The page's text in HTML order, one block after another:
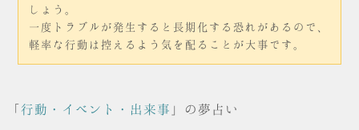
しょう。
一度トラブルが発生すると長期化する恐れがあるので、
軽率な行動は控えるよう気を配ることが大事です。
「行動・イベント・出来事 」の夢占い